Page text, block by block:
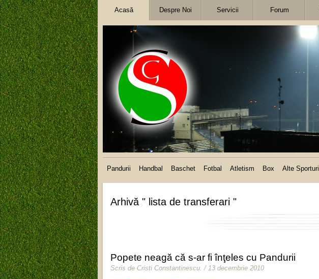
Acasă Despre Noi Servicii Forum
Pandurii Handbal Baschet Fotbal Atletism Box Alte Sporturi
Arhivă " lista de transferari "
Popete neagă că s-ar fi înţeles cu Pandurii
Scris de Cristi Constantinescu. / 13 decembrie 2010